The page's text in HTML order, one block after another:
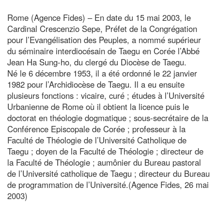
Rome (Agence Fides) – En date du 15 mai 2003, le
Cardinal Crescenzio Sepe, Préfet de la Congrégation
pour l’Evangélisation des Peuples, a nommé supérieur
du séminaire interdiocésain de Taegu en Corée l’Abbé
Jean Ha Sung-ho, du clergé du Diocèse de Taegu.
Né le 6 décembre 1953, il a été ordonné le 22 janvier
1982 pour l’Archidiocèse de Taegu. Il a eu ensuite
plusieurs fonctions : vicaire, curé ; études à l’Université
Urbanienne de Rome où il obtient la licence puis le
doctorat en théologie dogmatique ; sous-secrétaire de la
Conférence Episcopale de Corée ; professeur à la
Faculté de Théologie de l’Université Catholique de
Taegu ; doyen de la Faculté de Théologie ; directeur de
la Faculté de Théologie ; aumônier du Bureau pastoral
de l’Université catholique de Taegu ; directeur du Bureau
de programmation de l’Université.(Agence Fides, 26 mai
2003)